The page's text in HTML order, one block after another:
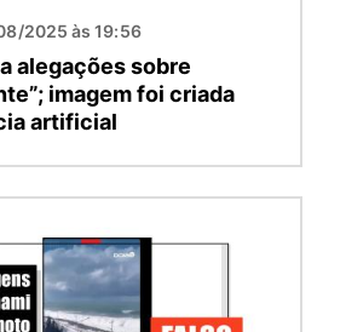
2025 às 19:56
alegações sobre
imagem foi criada
artificial